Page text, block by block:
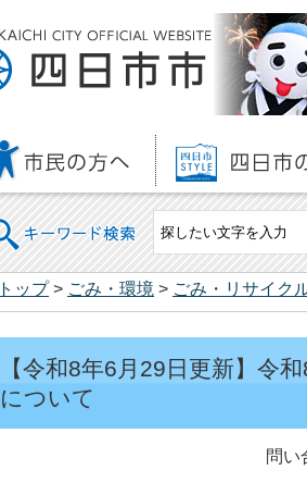
キーワード検索
トップ> ごみ・環境 > ごみ・リサイク
【令和8年6月29日更新】令
について
問い